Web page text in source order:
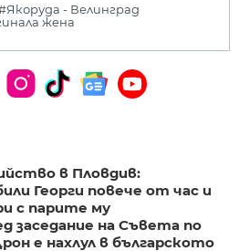
- Велинград
жена
в Пловдив:
Георги повече от час и
с парите му
заседание на Съвета по
е нахлул в българското